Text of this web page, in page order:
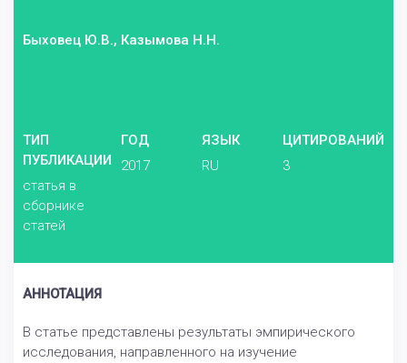
Быховец Ю.В., Казымова Н.Н.
ТИП
ПУБЛИКАЦИИ
статья в
сборнике
статей
ГОД
2017
ЯЗЫК
RU
ЦИТИРОВАНИЙ
3
АННОТАЦИЯ
В статье представлены результаты эмпирического
исследования, направленного на изучение